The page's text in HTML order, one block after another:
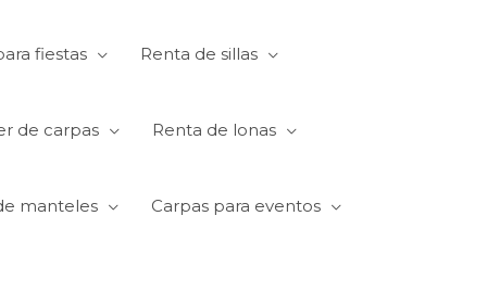
fiestas Renta de sillas
de carpas Renta de lonas
manteles Carpas para eventos